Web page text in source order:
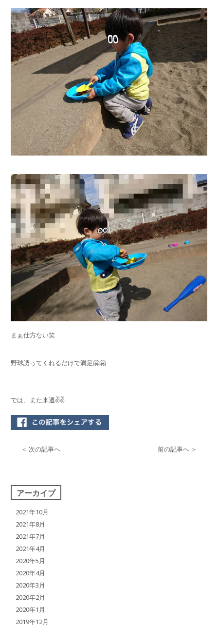
まぁ仕方ない笑
野球誘ってくれるだけで満足🤗🤗
では、また来週✌️✌️
＜ 次の記事へ 前の記事へ ＞
アーカイブ
2021年10月
2021年8月
2021年7月
2021年4月
2020年5月
2020年4月
2020年3月
2020年2月
2020年1月
2019年12月